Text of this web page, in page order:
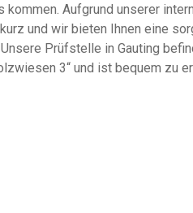
kommen. Aufgrund unserer
und wir bieten Ihnen eine
Prüfstelle in Gauting
3“ und ist bequem zu